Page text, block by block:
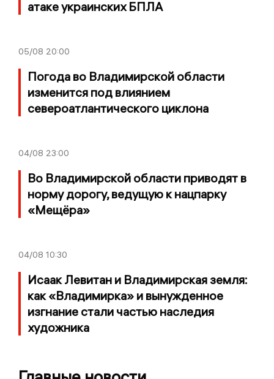
атаке украинских БПЛА
05/08 20:00
Погода во Владимирской области
изменится под влиянием
североатлантического циклона
04/08 23:00
Во Владимирской области приводят в
норму дорогу, ведущую к нацпарку
«Мещёра»
04/08 10:30
Исаак Левитан и Владимирская земля:
как «Владимирка» и вынужденное
изгнание стали частью наследия
художника